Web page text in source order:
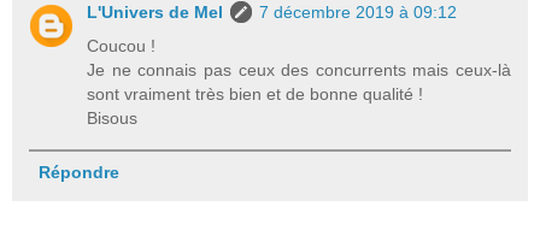
L'Univers de Mel
7 décembre 2019 à 09:12
Coucou !
Je ne connais pas ceux des concurrents mais ceux-là
sont vraiment très bien et de bonne qualité !
Bisous
Répondre